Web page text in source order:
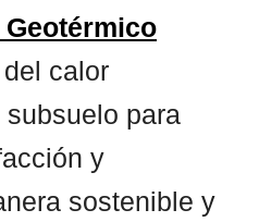
calor
para
y
sostenible y